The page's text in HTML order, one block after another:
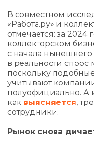
В совместном
«Работа.ру» и
отмечается: за 2024
коллекторском
с начала нынешнего
в реальности
поскольку
учитывают
полуофициально. А
как выясняется,
сотрудники.
Рынок снова